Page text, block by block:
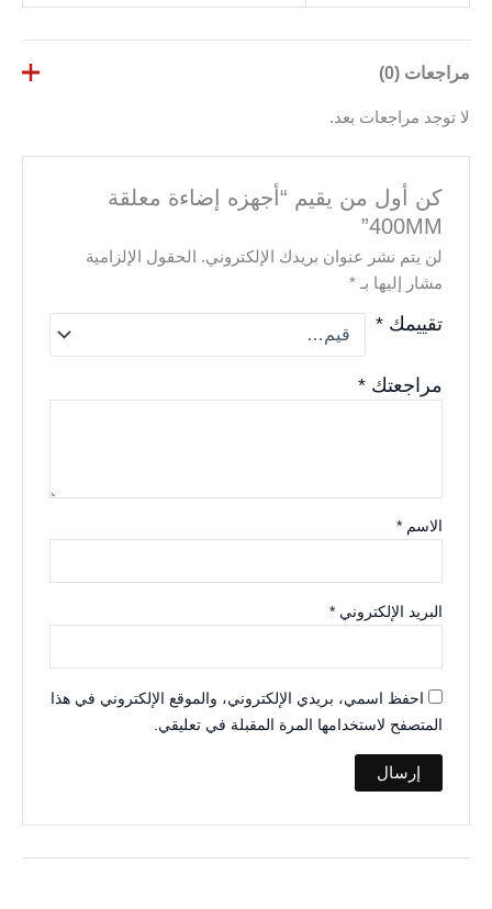
مراجعات (0)
لا توجد مراجعات بعد.
كن أول من يقيم “أجهزه إضاءة معلقة
400MM”
لن يتم نشر عنوان بريدك الإلكتروني.
الحقول الإلزامية
مشار إليها بـ*
تقييمك*
مراجعتك*
الاسم*
البريد الإلكتروني*
احفظ اسمي، بريدي الإلكتروني، والموقع الإلكتروني في هذا
المتصفح لاستخدامها المرة المقبلة في تعليقي.